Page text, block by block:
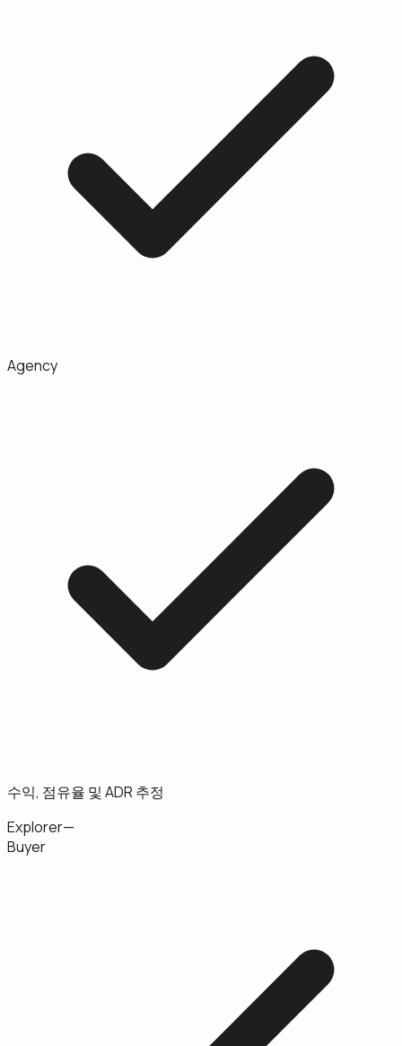
Agency
수익, 점유율 및 ADR 추정
Explorer—
Buyer